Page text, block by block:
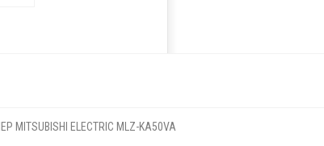
ELECTRIC MLZ-KA50VA